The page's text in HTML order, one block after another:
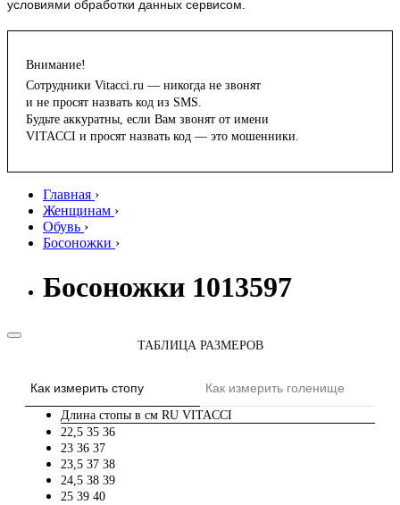
условиями обработки данных сервисом.
Внимание!
Сотрудники Vitacci.ru — никогда не звонят
и не просят назвать код из SMS.
Будьте аккуратны, если Вам звонят от имени
VITACCI и просят назвать код — это мошенники.
Главная ›
Женщинам ›
Обувь ›
Босоножки ›
Босоножки 1013597
ТАБЛИЦА РАЗМЕРОВ
Как измерить стопу Как измерить голенище
Длина стопы в см RU VITACCI
22,5 35 36
23 36 37
23,5 37 38
24,5 38 39
25 39 40